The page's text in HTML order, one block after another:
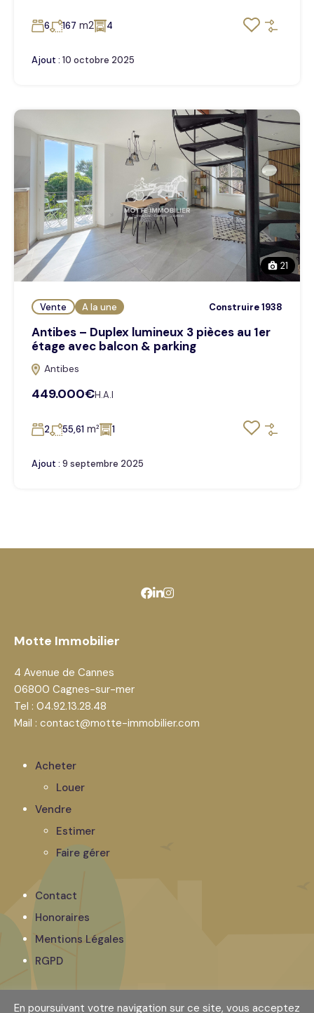
6 167 m2 4
Ajout : 10 octobre 2025
21
Vente A la une Construire 1938
Antibes – Duplex lumineux 3 pièces au 1er
étage avec balcon & parking
Antibes
449.000€H.A.I
2 55,61 m² 1
Ajout : 9 septembre 2025
Motte Immobilier
4 Avenue de Cannes
06800 Cagnes-sur-mer
Tel : 04.92.13.28.48
Mail : contact@motte-immobilier.com
Acheter
Louer
Vendre
Estimer
Faire gérer
Contact
Honoraires
Mentions Légales
RGPD
En poursuivant votre navigation sur ce site, vous acceptez